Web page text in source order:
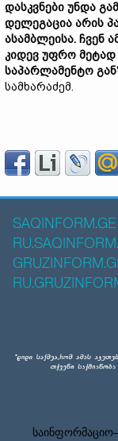
დასკვნები უნდა
დელეგაცია არის
ასამბლეისა. ჩვენ
კიდევ უფრო
საპარლამენტო
სამხარაძემ.
SAQINFORM.GE